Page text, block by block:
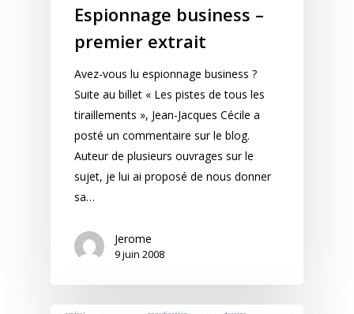
Espionnage business –
premier extrait
Avez-vous lu espionnage business ?
Suite au billet « Les pistes de tous les
tiraillements », Jean-Jacques Cécile a
posté un commentaire sur le blog.
Auteur de plusieurs ouvrages sur le
sujet, je lui ai proposé de nous donner
sa…
Jerome
9 juin 2008